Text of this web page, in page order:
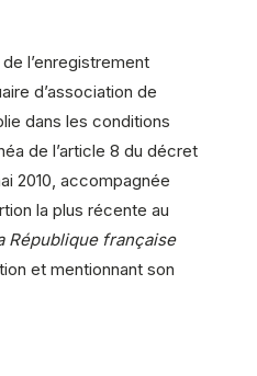
l’enregistrement
d’association de
dans les conditions
de l’article 8 du décret
2010, accompagnée
la plus récente au
République française
et mentionnant son